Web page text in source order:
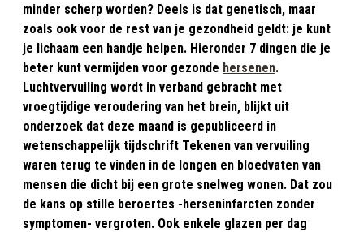
minder scherp worden? Deels is dat genetisch, maar
zoals ook voor de rest van je gezondheid geldt: je kunt
je lichaam een handje helpen. Hieronder 7 dingen die je
beter kunt vermijden voor gezonde hersenen.
Luchtvervuiling wordt in verband gebracht met
vroegtijdige veroudering van het brein, blijkt uit
onderzoek dat deze maand is gepubliceerd in
wetenschappelijk tijdschrift Tekenen van vervuiling
waren terug te vinden in de longen en bloedvaten van
mensen die dicht bij een grote snelweg wonen. Dat zou
de kans op stille beroertes -herseninfarcten zonder
symptomen- vergroten. Ook enkele glazen per dag